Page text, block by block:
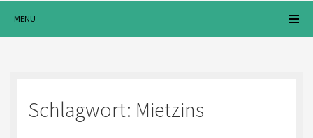
MENU
Schlagwort: Mietzins